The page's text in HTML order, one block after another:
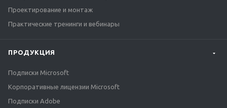
Проектирование и монтаж
Практические тренинги и вебинары
ПРОДУКЦИЯ
Подписки Microsoft
Корпоративные лицензии Microsoft
Подписки Adobe